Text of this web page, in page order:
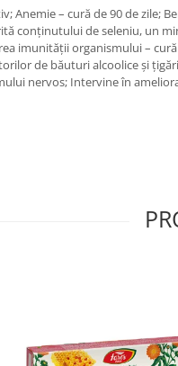
Anemie – cură de 90 de zile;
conținutului de seleniu, un
imunității organismului –
de băuturi alcoolice și țigări
nervos; Intervine în